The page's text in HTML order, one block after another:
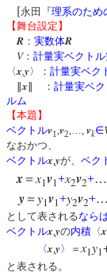
[永田『理系のため
【舞台設定】
R ： 実数体R
V： 計量実ベクトル
〈x,y 〉： 計量実ベク
∥x∥ ： 計量実ベ
ルム
【本題】
ベクトルv1 v2 vk∈
なおかつ、
ベクトルx,yが、 ベク
x ＝ x1v1+x2v2+…
y ＝ y1v1+y2v2+…
として表されるなら
ベクトルx,yの内積 〈x
〈x,y 〉 ＝x1y1
と表される。